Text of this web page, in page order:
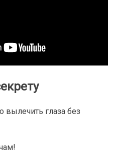
глаза без